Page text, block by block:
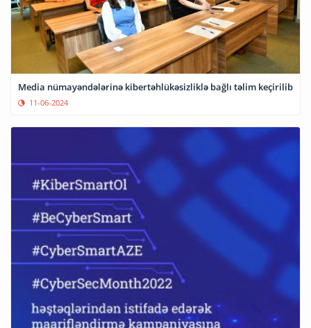
Media nümayəndələrinə kibertəhlükəsizliklə bağlı təlim keçirilib
11-06-2024